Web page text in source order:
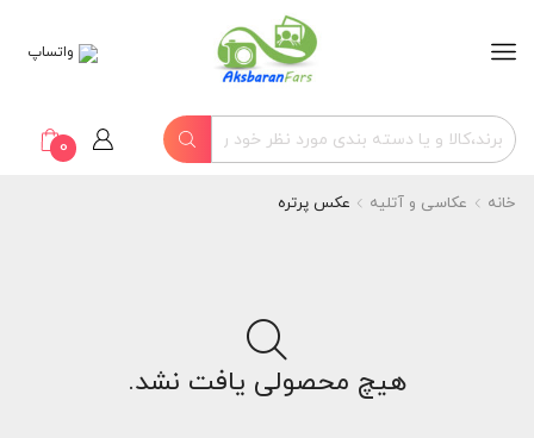
واتساپ
0
خانه عکاسی و آتلیه عکس پرتره
هیچ محصولی یافت نشد.